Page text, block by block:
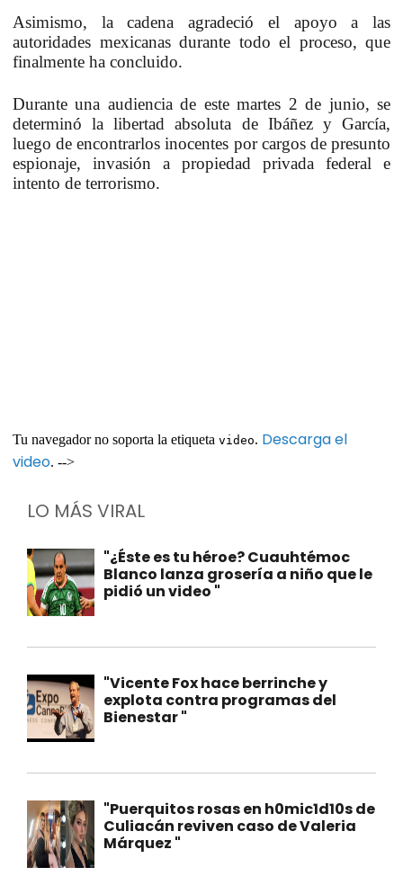
Asimismo, la cadena agradeció el apoyo a las
autoridades mexicanas durante todo el proceso, que
finalmente ha concluido.
Durante una audiencia de este martes 2 de junio, se
determinó la libertad absoluta de Ibáñez y García,
luego de encontrarlos inocentes por cargos de presunto
espionaje, invasión a propiedad privada federal e
intento de terrorismo.
Tu navegador no soporta la etiqueta video. Descarga el
video. -->
LO MÁS VIRAL
"¿Éste es tu héroe? Cuauhtémoc
Blanco lanza grosería a niño que le
pidió un video "
"Vicente Fox hace berrinche y
explota contra programas del
Bienestar "
"Puerquitos rosas en h0mic1d10s de
Culiacán reviven caso de Valeria
Márquez "